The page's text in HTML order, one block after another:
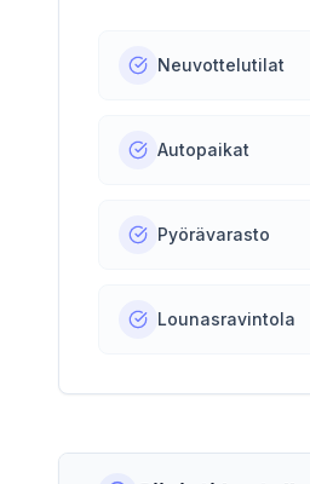
Neuvottelutilat
Autopaikat
Pyörävarasto
Lounasravintola